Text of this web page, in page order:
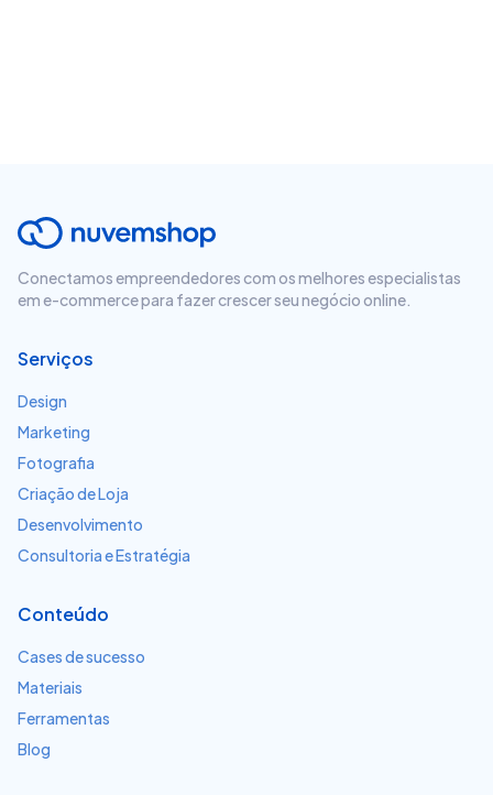
Conectamos empreendedores com os melhores especialistas
em e-commerce para fazer crescer seu negócio online.
Serviços
Design
Marketing
Fotografia
Criação de Loja
Desenvolvimento
Consultoria e Estratégia
Conteúdo
Cases de sucesso
Materiais
Ferramentas
Blog